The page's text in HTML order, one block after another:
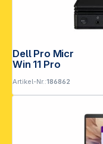
Dell Pro Micro Plus QBM1250 CU5
Win 11 Pro
Artikel-Nr.:186862